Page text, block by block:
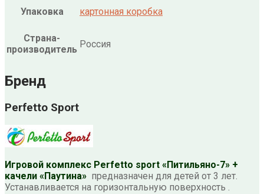
Упаковка картонная коробка
Страна-
производитель Россия
Бренд
Perfetto Sport
Игровой комплекс Perfetto sport «Питильяно-7» +
качели «Паутина» предназначен для детей от 3 лет.
Устанавливается на горизонтальную поверхность .